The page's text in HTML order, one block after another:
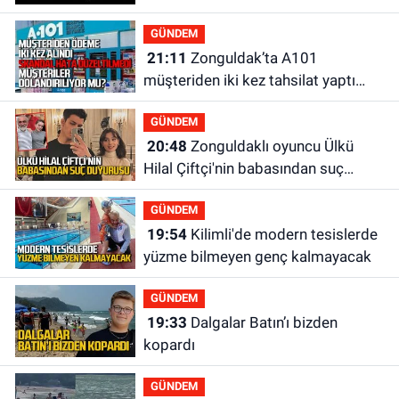
GÜNDEM
21:11
müşteriden iki kez tahsilat yaptı
geri ödemiyor!
GÜNDEM
20:48
Hilal Çiftçi'nin babasından suç
duyurusu
GÜNDEM
19:54Kilimli'de modern tesislerde
yüzme bilmeyen genç kalmayacak
GÜNDEM
19:33
kopardı
GÜNDEM